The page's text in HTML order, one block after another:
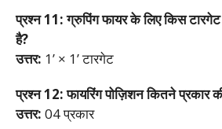
प्रश्न 11: ग्रुपिंग फायर के लिए किस टारगेट
है?
उत्तर: 1’ × 1’ टारगेट
प्रश्न 12: फायरिंग पोज़िशन कितने प्रकार
उत्तर: 04 प्रकार